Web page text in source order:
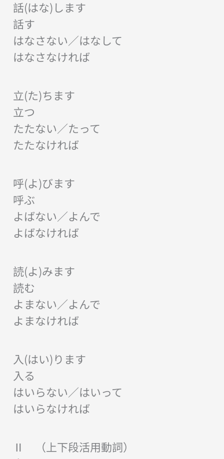
話(はな)します
話す
はなさない／はなして
はなさなければ
立(た)ちます
立つ
たたない／たって
たたなければ
呼(よ)びます
呼ぶ
よばない／よんで
よばなければ
読(よ)みます
読む
よまない／よんで
よまなければ
入(はい)ります
入る
はいらない／はいって
はいらなければ
Ⅱ （上下段活用動詞）